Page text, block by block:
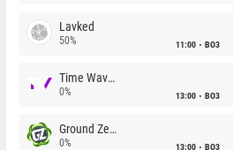
Lavked
50% 11:00 BO3
Time Waves
0% 13:00 BO3
Ground Zero
0% 13:00 BO3